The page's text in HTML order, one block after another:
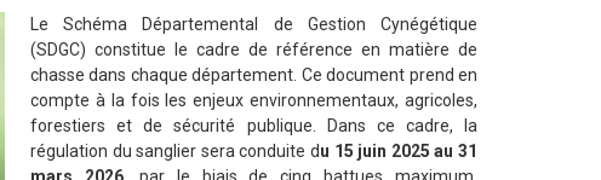
Le Schéma Départemental de Gestion Cynégétique
(SDGC) constitue le cadre de référence en matière de
chasse dans chaque département. Ce document prend en
compte à la fois les enjeux environnementaux, agricoles,
forestiers et de sécurité publique. Dans ce cadre, la
régulation du sanglier sera conduite du 15 juin 2025 au 31
mars 2026, par le biais de cinq battues maximum,